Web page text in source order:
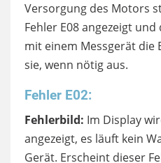
Versorgung des Motors
Fehler E08 angezeigt
mit einem Messgerät die
sie, wenn nötig aus.
Fehler E02:
Fehlerbild: Im Display
angezeigt, es läuft kein
Gerät. Erscheint dieser